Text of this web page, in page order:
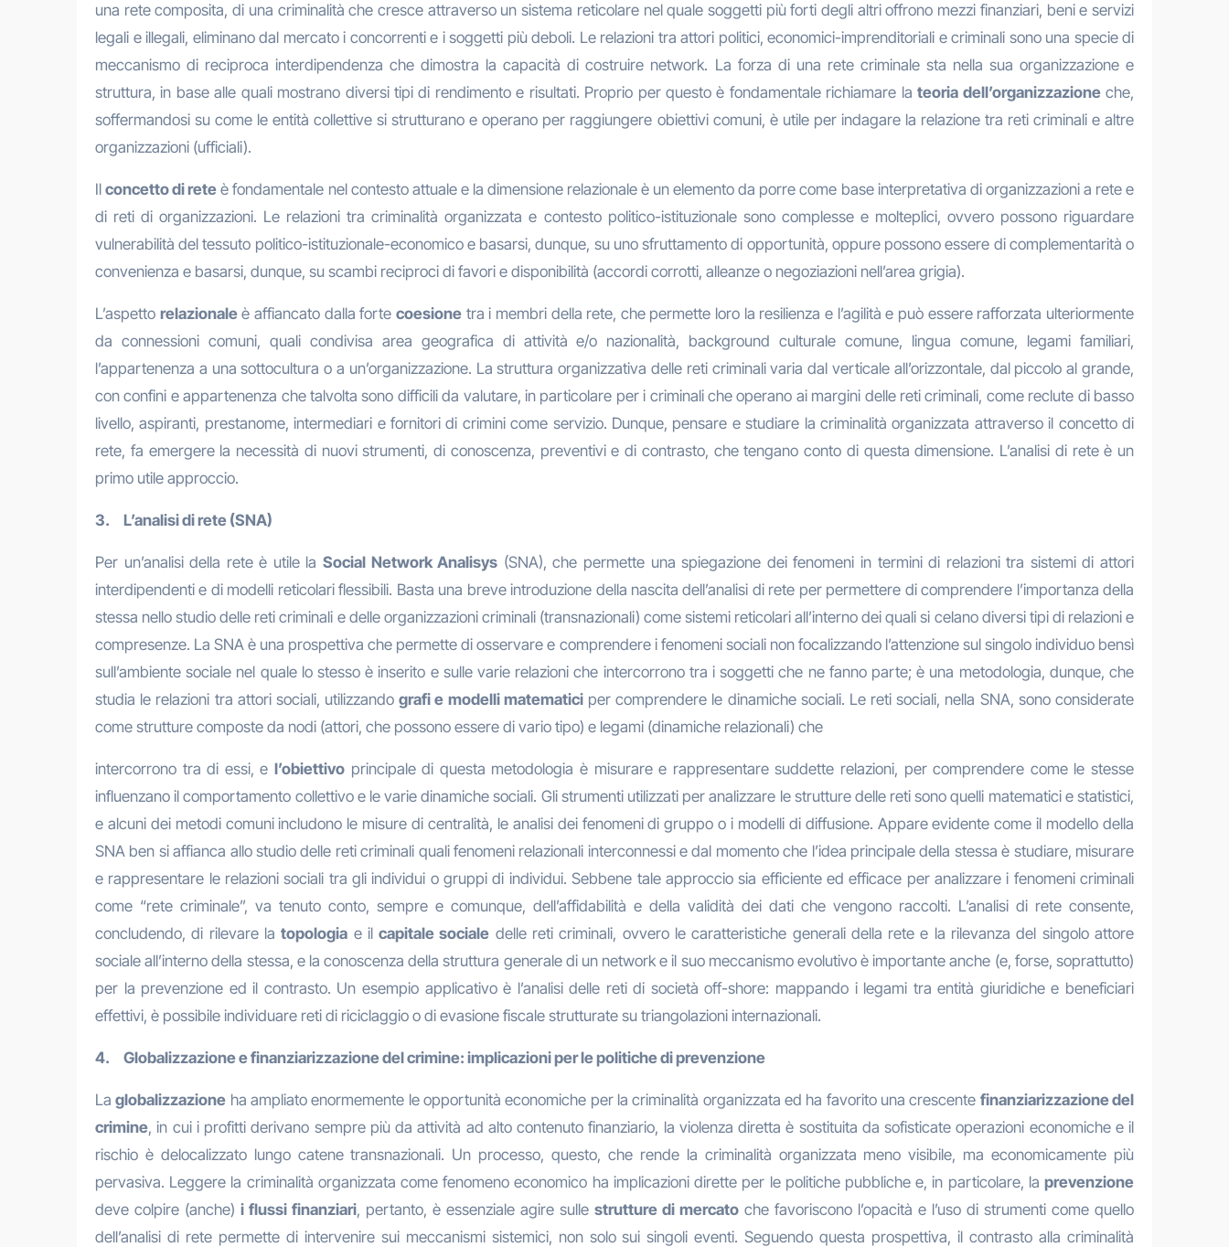
una rete composita, di una criminalità che cresce attraverso un sistema reticolare nel quale soggetti più forti degli altri offrono mezzi finanziari, beni e servizi
legali e illegali, eliminano dal mercato i concorrenti e i soggetti più deboli. Le relazioni tra attori politici, economici-imprenditoriali e criminali sono una specie di
meccanismo di reciproca interdipendenza che dimostra la capacità di costruire network. La forza di una rete criminale sta nella sua organizzazione e
struttura, in base alle quali mostrano diversi tipi di rendimento e risultati. Proprio per questo è fondamentale richiamare lateoria dell’organizzazioneche,
soffermandosi su come le entità collettive si strutturano e operano per raggiungere obiettivi comuni, è utile per indagare la relazione tra reti criminali e altre
organizzazioni (ufficiali).
Ilconcetto di rete è fondamentale nel contesto attuale e la dimensione relazionale è un elemento da porre come base interpretativa di organizzazioni a rete e
di reti di organizzazioni. Le relazioni tra criminalità organizzata e contesto politico-istituzionale sono complesse e molteplici, ovvero possono riguardare
vulnerabilità del tessuto politico-istituzionale-economico e basarsi, dunque, su uno sfruttamento di opportunità, oppure possono essere di complementarità o
convenienza e basarsi, dunque, su scambi reciproci di favori e disponibilità (accordi corrotti, alleanze o negoziazioni nell’area grigia).
L’aspetto relazionaleè affiancato dalla forte coesionetra i membri della rete, che permette loro la resilienza e l’agilità e può essere rafforzata ulteriormente
da connessioni comuni, quali condivisa area geografica di attività e/o nazionalità, background culturale comune, lingua comune, legami familiari,
l’appartenenza a una sottocultura o a un’organizzazione. La struttura organizzativa delle reti criminali varia dal verticale all’orizzontale, dal piccolo al grande,
con confini e appartenenza che talvolta sono difficili da valutare, in particolare per i criminali che operano ai margini delle reti criminali, come reclute di basso
livello, aspiranti, prestanome, intermediari e fornitori di crimini come servizio. Dunque, pensare e studiare la criminalità organizzata attraverso il concetto di
rete, fa emergere la necessità di nuovi strumenti, di conoscenza, preventivi e di contrasto, che tengano conto di questa dimensione. L’analisi di rete è un
primo utile approccio.
3. L’analisi di rete (SNA)
Per un’analisi della rete è utile laSocial Network Analisys (SNA), che permette una spiegazione dei fenomeni in termini di relazioni tra sistemi di attori
interdipendenti e di modelli reticolari flessibili. Basta una breve introduzione della nascita dell’analisi di rete per permettere di comprendere l’importanza della
stessa nello studio delle reti criminali e delle organizzazioni criminali (transnazionali) come sistemi reticolari all’interno dei quali si celano diversi tipi di relazioni e
compresenze. La SNA è una prospettiva che permette di osservare e comprendere i fenomeni sociali non focalizzando l’attenzione sul singolo individuo bensì
sull’ambiente sociale nel quale lo stesso è inserito e sulle varie relazioni che intercorrono tra i soggetti che ne fanno parte; è una metodologia, dunque, che
studia le relazioni tra attori sociali, utilizzandografi e modelli matematiciper comprendere le dinamiche sociali. Le reti sociali, nella SNA, sono considerate
come strutture composte da nodi (attori, che possono essere di vario tipo) e legami (dinamiche relazionali) che
intercorrono tra di essi, e l’obiettivo principale di questa metodologia è misurare e rappresentare suddette relazioni, per comprendere come le stesse
influenzano il comportamento collettivo e le varie dinamiche sociali. Gli strumenti utilizzati per analizzare le strutture delle reti sono quelli matematici e statistici,
e alcuni dei metodi comuni includono le misure di centralità, le analisi dei fenomeni di gruppo o i modelli di diffusione. Appare evidente come il modello della
SNA ben si affianca allo studio delle reti criminali quali fenomeni relazionali interconnessi e dal momento che l’idea principale della stessa è studiare, misurare
e rappresentare le relazioni sociali tra gli individui o gruppi di individui. Sebbene tale approccio sia efficiente ed efficace per analizzare i fenomeni criminali
come “rete criminale”, va tenuto conto, sempre e comunque, dell’affidabilità e della validità dei dati che vengono raccolti. L’analisi di rete consente,
concludendo, di rilevare latopologia e ilcapitale sociale delle reti criminali, ovvero le caratteristiche generali della rete e la rilevanza del singolo attore
sociale all’interno della stessa, e la conoscenza della struttura generale di un network e il suo meccanismo evolutivo è importante anche (e, forse, soprattutto)
per la prevenzione ed il contrasto. Un esempio applicativo è l’analisi delle reti di società off-shore: mappando i legami tra entità giuridiche e beneficiari
effettivi, è possibile individuare reti di riciclaggio o di evasione fiscale strutturate su triangolazioni internazionali.
4. Globalizzazione e finanziarizzazione del crimine: implicazioni per le politiche di prevenzione
Laglobalizzazione ha ampliato enormemente le opportunità economiche per la criminalità organizzata ed ha favorito una crescente finanziarizzazione del
crimine, in cui i profitti derivano sempre più da attività ad alto contenuto finanziario, la violenza diretta è sostituita da sofisticate operazioni economiche e il
rischio è delocalizzato lungo catene transnazionali. Un processo, questo, che rende la criminalità organizzata meno visibile, ma economicamente più
pervasiva. Leggere la criminalità organizzata come fenomeno economico ha implicazioni dirette per le politiche pubbliche e, in particolare, la prevenzione
deve colpire (anche) i flussi finanziari, pertanto, è essenziale agire sulle strutture di mercato che favoriscono l’opacità e l’uso di strumenti come quello
dell’analisi di rete permette di intervenire sui meccanismi sistemici, non solo sui singoli eventi. Seguendo questa prospettiva, il contrasto alla criminalità